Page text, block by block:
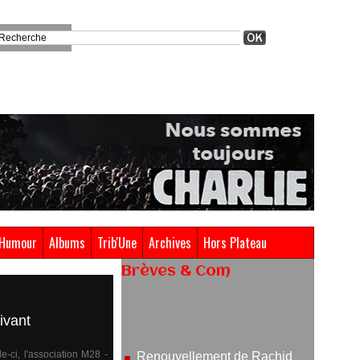
Humour Albums Trib'Une Archives Hors Plateau
ci, l'association M28 -
Brèves & Com